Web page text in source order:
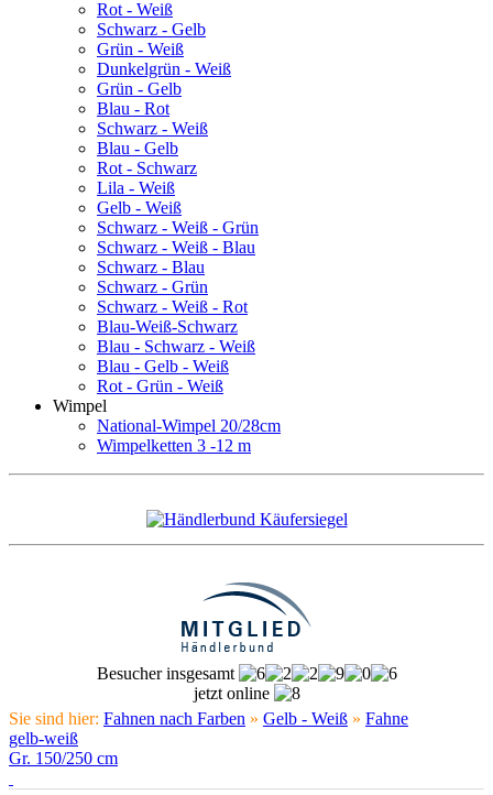
Rot - Weiß
Schwarz - Gelb
Grün - Weiß
Dunkelgrün - Weiß
Grün - Gelb
Blau - Rot
Schwarz - Weiß
Blau - Gelb
Rot - Schwarz
Lila - Weiß
Gelb - Weiß
Schwarz - Weiß - Grün
Schwarz - Weiß - Blau
Schwarz - Blau
Schwarz - Grün
Schwarz - Weiß - Rot
Blau-Weiß-Schwarz
Blau - Schwarz - Weiß
Blau - Gelb - Weiß
Rot - Grün - Weiß
Wimpel
National-Wimpel 20/28cm
Wimpelketten 3 -12 m
Besucher insgesamt
jetzt online
Sie sind hier: Fahnen nach Farben » Gelb - Weiß » Fahne
gelb-weiß
Gr. 150/250 cm